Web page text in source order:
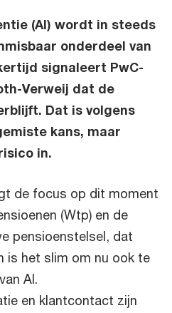
(AI) wordt in steeds
onderdeel van
signaleert PwC-
Verweij dat de
Dat is volgens
kans, maar
in.
de focus op dit moment
(Wtp) en de
pensioenstelsel, dat
is het slim om nu ook te
AI.
en klantcontact zijn